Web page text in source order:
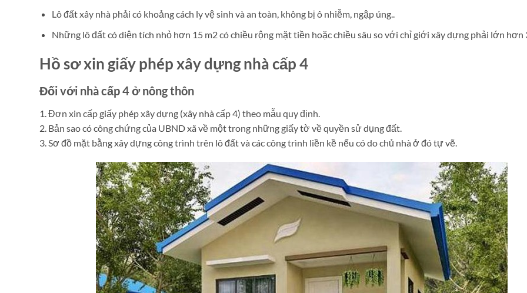
Lô đất xây nhà phải có khoảng cách ly vệ sinh và an toàn, không bị ô nhiễm, ngập úng..
Những lô đất có diện tích nhỏ hơn 15 m2 có chiều rộng mặt tiền hoặc chiều sâu so với chỉ giới xây dựng phải lớn hơn
Hồ sơ xin giấy phép xây dựng nhà cấp 4
Đối với nhà cấp 4 ở nông thôn
1. Đơn xin cấp giấy phép xây dựng (xây nhà cấp 4) theo mẫu quy định.
2. Bản sao có công chứng của UBND xã về một trong những giấy tờ về quyền sử dụng đất.
3. Sơ đồ mặt bằng xây dựng công trình trên lô đất và các công trình liền kề nếu có do chủ nhà ở đó tự vẽ.